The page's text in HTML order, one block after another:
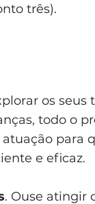
três).
os seus
todo o
para
e eficaz.
. Ouse atingir